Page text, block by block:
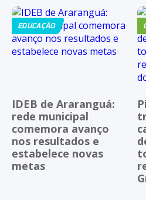
EDUCAÇÃO
IDEB de Araranguá:
rede municipal
comemora avanço
nos resultados e
estabelece novas
metas